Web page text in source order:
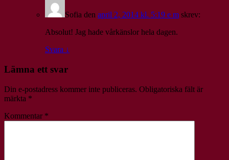
Sofia den april 2, 2014 kl. 5:19 e m skrev:
Absolut! Jag hade vårkänslor hela dagen.
Svara ↓
Lämna ett svar
Din e-postadress kommer inte publiceras. Obligatoriska fält är
märkta *
Kommentar *